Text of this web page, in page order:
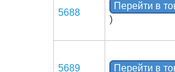
5688
Перейти в
)
5689 Перейти в